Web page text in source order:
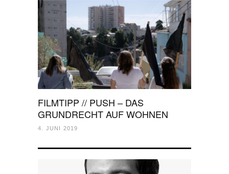
FILMTIPP // PUSH – DAS
GRUNDRECHT AUF WOHNEN
4. JUNI 2019